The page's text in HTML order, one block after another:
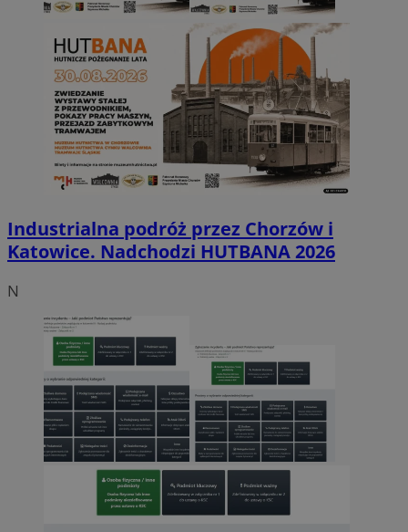
Industrialna podróż przez Chorzów i
Katowice. Nadchodzi HUTBANA 2026
N